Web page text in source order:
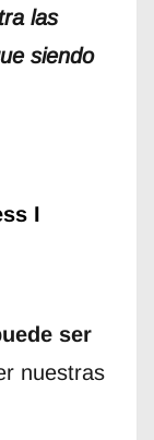
las
siendo
I
ser
nuestras